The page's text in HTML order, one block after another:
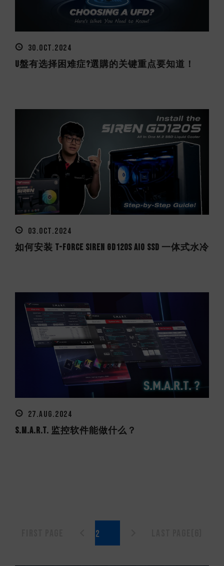
30.OCT.2024
U盤有选择困难症?選購的关键重点要知道！
03.OCT.2024
如何安装 T-FORCE SIREN GD120S AIO SSD 一体式水冷
27.AUG.2024
S.M.A.R.T. 监控软件能做什么？